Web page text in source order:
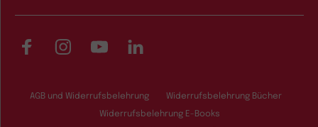
FacebookInstagramYouTubeLinkedIn
AGB und Widerrufsbelehrung Widerrufsbelehrung Bücher
Widerrufsbelehrung E-Books